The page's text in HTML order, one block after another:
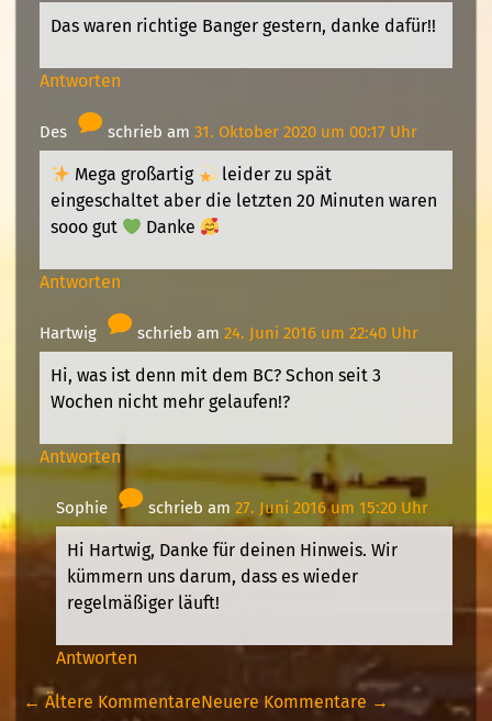
Das waren richtige Banger gestern, danke dafür!!
Antworten
Des schrieb am 31. Oktober 2020 um 00:17 Uhr
Mega großartig
leider zu spät
eingeschaltet aber die letzten 20 Minuten waren
sooo gut
Danke
Antworten
Hartwig schrieb am 24. Juni 2016 um 22:40 Uhr
Hi, was ist denn mit dem BC? Schon seit 3
Wochen nicht mehr gelaufen!?
Antworten
Sophie schrieb am 27. Juni 2016 um 15:20 Uhr
Hi Hartwig, Danke für deinen Hinweis. Wir
kümmern uns darum, dass es wieder
regelmäßiger läuft!
Antworten
← Ältere KommentareNeuere Kommentare →